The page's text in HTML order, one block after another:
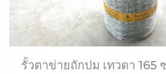
รั้วตาข่ายถักปม เทวดา 165